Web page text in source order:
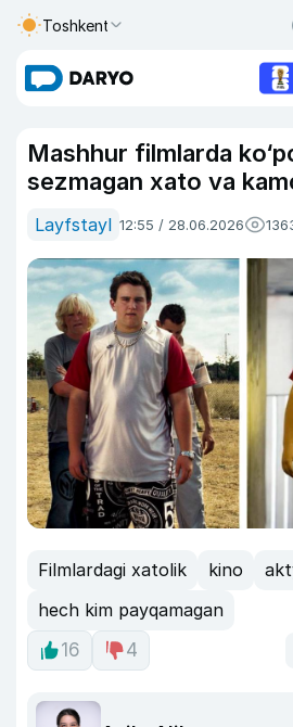
Toshkent
Mashhur filmlarda
sezmagan xato va
Layfstayl 12:55 / 28.06.2026
Filmlardagi xatolik kino
hech kim payqamagan
16
4